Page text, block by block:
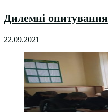
Дилемні опитування
22.09.2021